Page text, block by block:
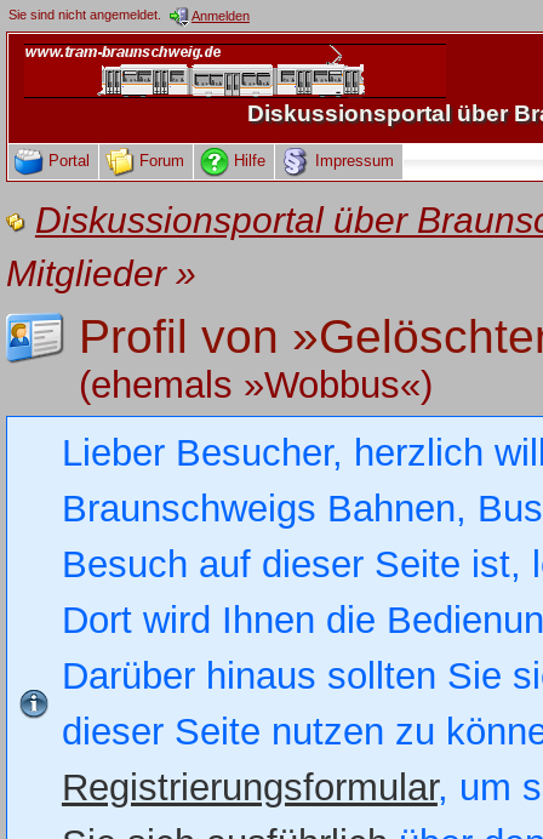
Sie sind nicht angemeldet. Anmelden
Diskussionsportal über
Portal Forum Hilfe Impressum
Diskussionsportal über
Mitglieder»
Profil von
(ehemals »Wobbus«)
Lieber Besucher, herzlich
Braunschweigs Bahnen,
Besuch auf dieser Seite
Dort wird Ihnen die
Darüber hinaus sollten Sie
dieser Seite nutzen zu
Registrierungsformular, um